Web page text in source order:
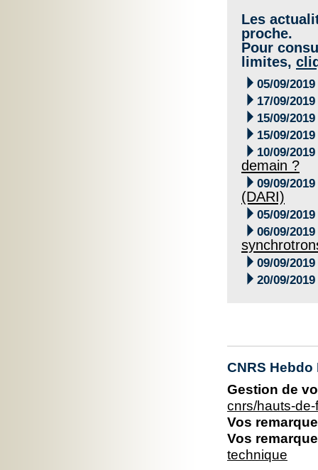
Les
proche.
Pour
limites,
 05/09/2019
 17/09/2019
 15/09/2019
 15/09/2019
 10/09/2019
demain ?
 09/09/2019
(DARI)
 05/09/2019
 06/09/2019
 09/09/2019
 20/09/2019
CNRS
Gestion de
cnrs/hauts-
Vos
Vos
technique